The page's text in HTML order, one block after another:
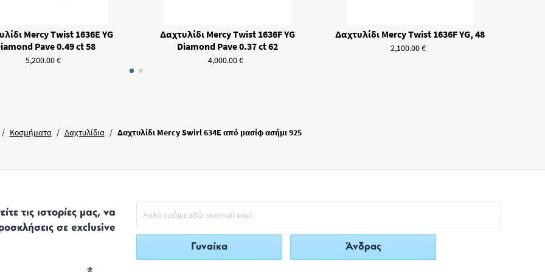
Mercy Twist 1636Ε YG
Pave 0.49 ct 58
5,200.00€
Δαχτυλίδι Mercy Twist 1636F YG
Diamond Pave 0.37 ct 62
4,000.00€
Δαχτυλίδι Mercy Twist 1636F YG, 48
2,100.00€
/ Κοσμήματα / Δαχτυλίδια / Δαχτυλίδι Mercy Swirl 634E από μασίφ ασήμι 925
τις ιστορίες μας, να
σε exclusive
Γυναίκα Άνδρας